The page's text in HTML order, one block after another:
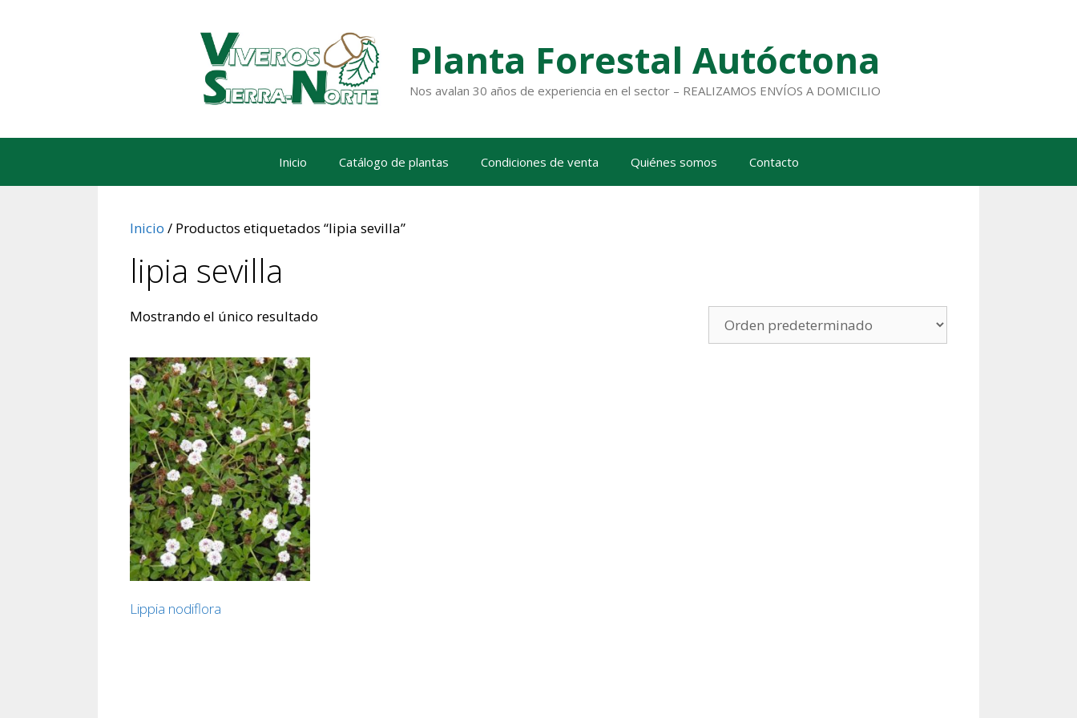
Planta Forestal Autóctona
Nos avalan 30 años de experiencia en el sector – REALIZAMOS ENVÍOS A DOMICILIO
Inicio Catálogo de plantas Condiciones de venta Quiénes somos Contacto
Inicio / Productos etiquetados “lipia sevilla”
lipia sevilla
Mostrando el único resultado
Lippia nodiflora